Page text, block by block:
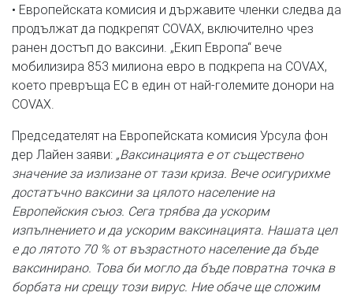
• Европейската комисия и държавите членки следва да
продължат да подкрепят COVAX, включително чрез
ранен достъп до ваксини. „Екип Европа“ вече
мобилизира 853 милиона евро в подкрепа на COVAX,
което превръща ЕС в един от най-големите донори на
COVAX.
Председателят на Европейската комисия Урсула фон
дер Лайен заяви: „Ваксинацията е от съществено
значение за излизане от тази криза. Вече осигурихме
достатъчно ваксини за цялото население на
Европейския съюз. Сега трябва да ускорим
изпълнението и да ускорим ваксинацията. Нашата цел
е до лятото 70 % от възрастното население да бъде
ваксинирано. Това би могло да бъде повратна точка в
борбата ни срещу този вирус. Ние обаче ще сложим